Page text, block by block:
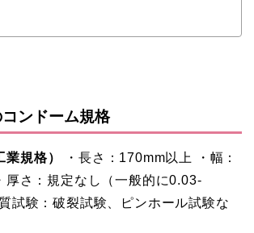
ンドーム規格
規格）
・長さ：170mm以上 ・幅：
厚さ：規定なし（一般的に0.03-
試験：破裂試験、ピンホール試験な